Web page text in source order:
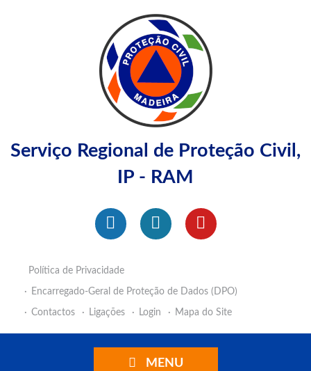
Serviço Regional de Proteção Civil,
IP - RAM
Política de Privacidade
Encarregado-Geral de Proteção de Dados (DPO)
Contactos
Ligações Login Mapa do Site
MENU